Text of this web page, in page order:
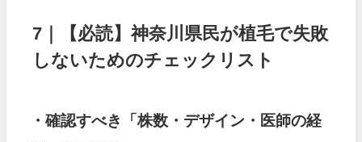
7｜【必読】神奈川県民が植毛で失敗
しないためのチェックリスト
・確認すべき「株数・デザイン・医師の経